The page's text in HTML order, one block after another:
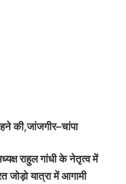
की,जांजगीर–चांपा
राहुल गांधी के नेतृत्व में
जोड़ो यात्रा में आगामी